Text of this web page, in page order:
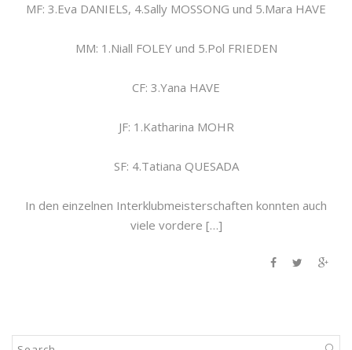
MF: 3.Eva DANIELS, 4.Sally MOSSONG und 5.Mara HAVE
MM: 1.Niall FOLEY und 5.Pol FRIEDEN
CF: 3.Yana HAVE
JF: 1.Katharina MOHR
SF: 4.Tatiana QUESADA
In den einzelnen Interklubmeisterschaften konnten auch
viele vordere […]